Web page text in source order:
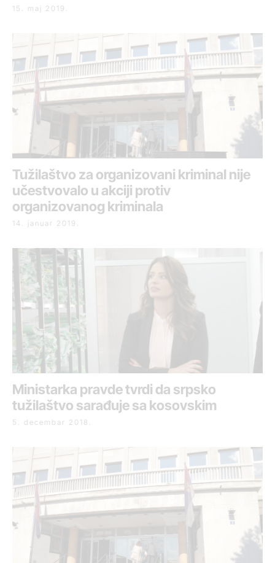
15. maj 2019.
Tužilaštvo za organizovani kriminal nije
učestvovalo u akciji protiv
organizovanog kriminala
14. januar 2019.
Ministarka pravde tvrdi da srpsko
tužilaštvo sarađuje sa kosovskim
5. decembar 2018.